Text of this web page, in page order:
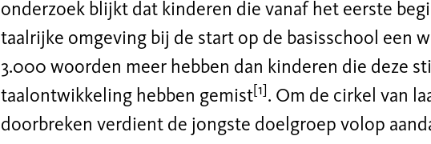
onderzoek blijkt dat kinderen die vanaf het eerste
taalrijke omgeving bij de start op de basisschool een
3.000 woorden meer hebben dan kinderen die deze
taalontwikkeling hebben gemist [1] . Om de cirkel van
doorbreken verdient de jongste doelgroep volop